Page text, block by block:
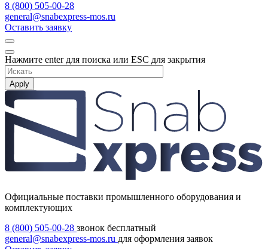
8 (800) 505-00-28
general@snabexpress-mos.ru
Оставить заявку
Нажмите enter для поиска или ESC для закрытия
Apply
Официальные поставки промышленного оборудования и
комплектующих
8 (800) 505-00-28 звонок бесплатный
general@snabexpress-mos.ru для оформления заявок